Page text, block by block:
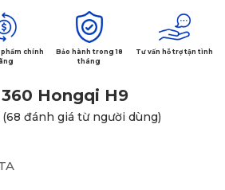
chính
Bảo hành trong 18
tháng
Tư vấn hỗ trợ tận tình
Hongqi H9
(68 đánh giá từ người dùng)